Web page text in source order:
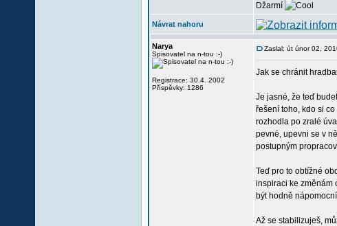
Džarmí
Návrat nahoru
Narya
Spisovatel na n-tou :-)
Registrace: 30.4. 2002
Příspěvky: 1286
Zaslal: út únor 02,
Jak se chránit
Je jasné, že teď
řešení toho, kdo si
rozhodla po zralé
pevné, upevni se v
postupným
Teď pro to obtížné
inspiraci ke změnám
být hodně
Až se stabilizuješ,